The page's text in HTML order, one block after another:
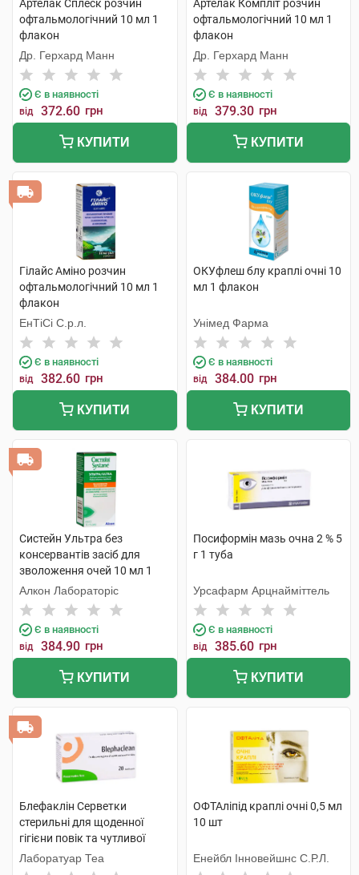
Артелак Сплеск розчин
офтальмологічний 10 мл 1
флакон
Др. Герхард Манн
Є в наявності
від 372.60 грн
КУПИТИ
Артелак Компліт розчин
офтальмологічний 10 мл 1
флакон
Др. Герхард Манн
Є в наявності
від 379.30 грн
КУПИТИ
Гілайс Аміно розчин
офтальмологічний 10 мл 1
флакон
ЕнТіСі С.р.л.
Є в наявності
від 382.60 грн
КУПИТИ
ОКУфлеш блу краплі очні 10
мл 1 флакон
Унімед Фарма
Є в наявності
від 384.00 грн
КУПИТИ
Систейн Ультра без
консервантів засіб для
зволоження очей 10 мл 1
флакон
Алкон Лабораторіс
Є в наявності
від 384.90 грн
КУПИТИ
Посиформін мазь очна 2 % 5
г 1 туба
Урсафарм Арцнайміттель
Є в наявності
від 385.60 грн
КУПИТИ
Блефаклін Серветки
стерильні для щоденної
гігієни повік та чутливої
шкіри 20 шт
Лаборатуар Теа
ОФТАліпід краплі очні 0,5 мл
10 шт
Енейбл Інновейшнс С.Р.Л.